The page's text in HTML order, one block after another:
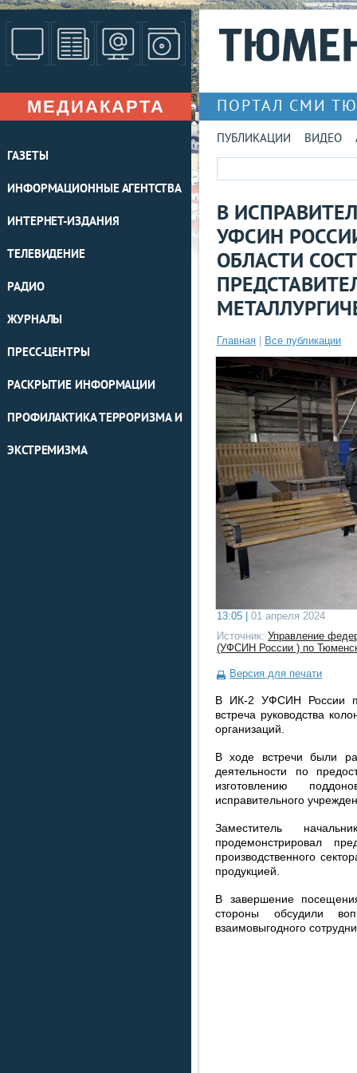
МЕДИАКАРТА
ГАЗЕТЫ
ИНФОРМАЦИОННЫЕ АГЕНТСТВА
ИНТЕРНЕТ-ИЗДАНИЯ
ТЕЛЕВИДЕНИЕ
РАДИО
ЖУРНАЛЫ
ПРЕСС-ЦЕНТРЫ
РАСКРЫТИЕ ИНФОРМАЦИИ
ПРОФИЛАКТИКА ТЕРРОРИЗМА И
ЭКСТРЕМИЗМА
ПОРТАЛ СМИ
ПУБЛИКАЦИИ ВИДЕО
В
УФСИН
ОБЛАСТИ
Главная Все публикации
13:05 |
01 апреля 2024
Источник: Управление
(УФСИН России ) по
Версия для печати
В ИК-2 УФСИН России
встреча руководства
организаций.
В ходе встречи были
деятельности по
изготовлению
исправительного
Заместитель
продемонстрировал
производственного
продукцией.
В завершение
стороны обсудили
взаимовыгодного